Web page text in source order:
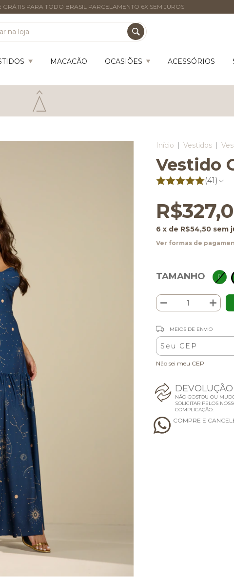
GRÁTIS PARA TODO BRASIL PARCELAMENTO 6X SEM JUROS
MACACÃO OCASIÕES ACESSÓRIOS
Início | Vestidos |
Vestido
(41)
6 x de R$54,50 sem
Ver formas de
TAMANHO P
Entregas para o CEP:
MEIOS DE ENVIO
Não sei meu CEP
DEVOLUÇÃO
NÃO GOSTOU OU
SOLICITAR PELOS
COMPLICAÇÃO.
COMPRE E CANCEL